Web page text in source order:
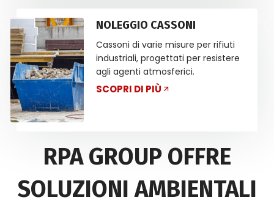
NOLEGGIO CASSONI
Cassoni di varie misure per rifiuti
industriali, progettati per resistere
agli agenti atmosferici.
SCOPRI DI PIÙ
RPA GROUP OFFRE
SOLUZIONI AMBIENTALI